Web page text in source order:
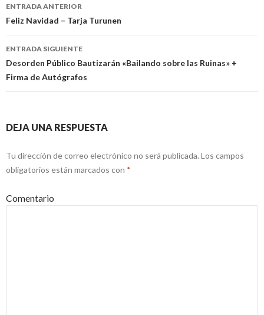
Navegación
de
entradas
ENTRADA ANTERIOR
Feliz Navidad – Tarja Turunen
ENTRADA SIGUIENTE
Desorden Público Bautizarán «Bailando sobre las Ruinas» +
Firma de Autógrafos
DEJA UNA RESPUESTA
Tu dirección de correo electrónico no será publicada. Los campos
obligatorios están marcados con *
Comentario